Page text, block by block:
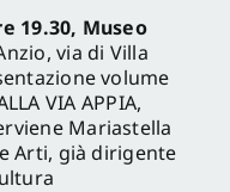
19.30, Museo
via di Villa
volume
VIA APPIA,
Mariastella
Arti, già dirigente